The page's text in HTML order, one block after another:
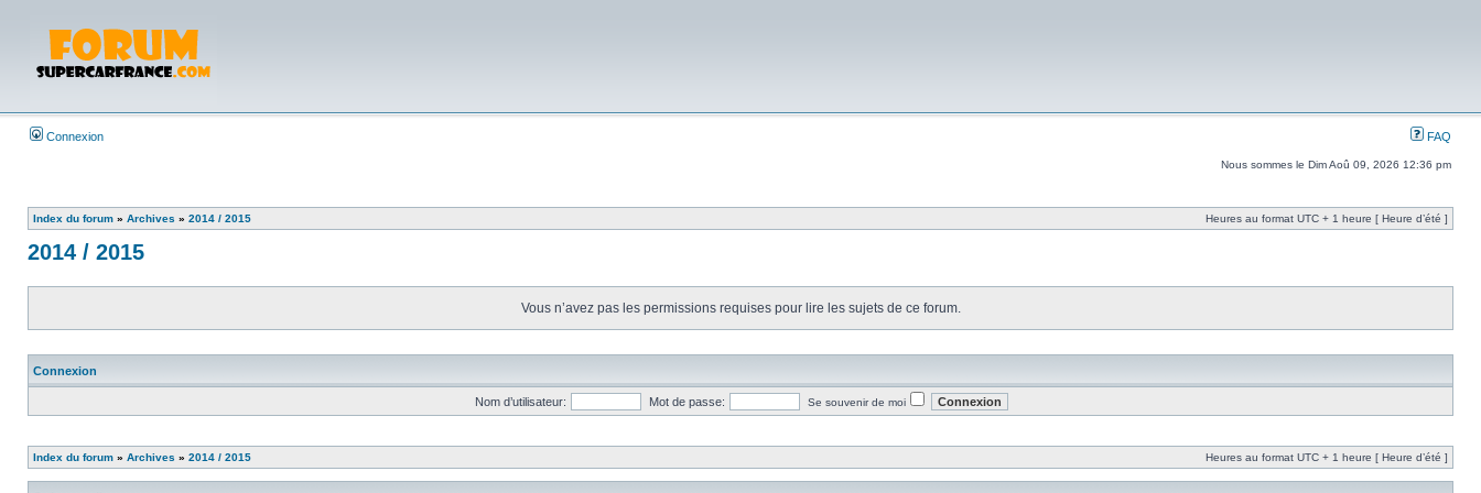
Connexion FAQ
Nous sommes le Dim Aoû 09, 2026 12:36 pm
Index du forum » Archives » 2014 / 2015 Heures au format UTC + 1 heure [ Heure d’été ]
2014 / 2015
Vous n’avez pas les permissions requises pour lire les sujets de ce forum.
Connexion
Nom d’utilisateur: Mot de passe: Se souvenir de moi
Index du forum » Archives » 2014 / 2015 Heures au format UTC + 1 heure [ Heure d’été ]